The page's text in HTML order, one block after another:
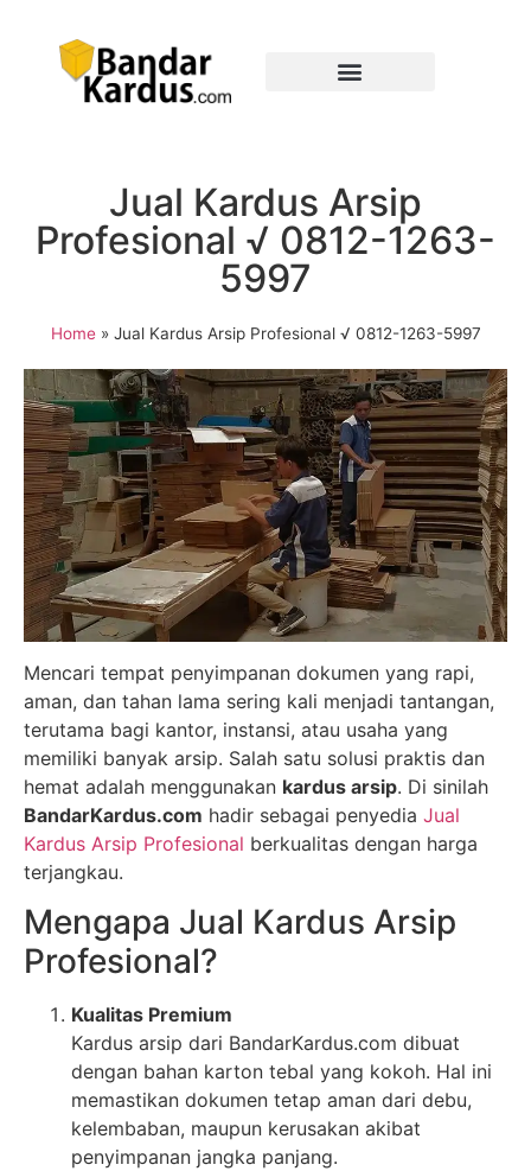
Jual Kardus Arsip
Profesional √ 0812-1263-
5997
Home» Jual Kardus Arsip Profesional √ 0812-1263-5997
Mencari tempat penyimpanan dokumen yang rapi,
aman, dan tahan lama sering kali menjadi tantangan,
terutama bagi kantor, instansi, atau usaha yang
memiliki banyak arsip. Salah satu solusi praktis dan
hemat adalah menggunakan kardus arsip. Di sinilah
BandarKardus.com hadir sebagai penyedia Jual
Kardus Arsip Profesional berkualitas dengan harga
terjangkau.
Mengapa Jual Kardus Arsip
Profesional?
Kualitas Premium
Kardus arsip dari BandarKardus.com dibuat
dengan bahan karton tebal yang kokoh. Hal ini
memastikan dokumen tetap aman dari debu,
kelembaban, maupun kerusakan akibat
penyimpanan jangka panjang.